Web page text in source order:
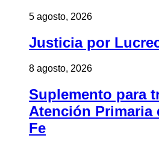
5 agosto, 2026
Justicia por
8 agosto, 2026
Suplemento para
Atención Primaria
Fe